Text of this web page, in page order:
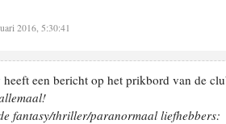
2016, 5:30:41
heeft een bericht op het prikbord van de
fantasy/thriller/paranormaal liefhebbers: